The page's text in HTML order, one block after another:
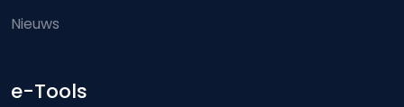
Nieuws
e-Tools